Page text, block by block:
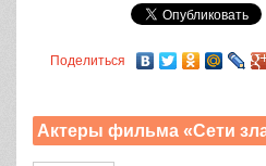
Поделиться
Актеры фильма «Сети